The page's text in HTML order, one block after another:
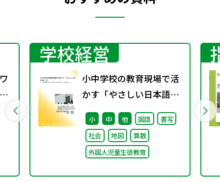
学校経営
小中学校の教育現場で活
かす「やさしい日本語」
② ～「（学校内での）子
どもたちへのやさしい日
本語」～
小 中 他 国語
書写
社会
地図
算数
外国人児童生徒教育